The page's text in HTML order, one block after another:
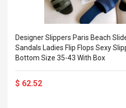
Designer Slippers Paris Beach
Sandals Ladies Flip Flops Sexy
Bottom Size 35-43 With Box
$ 62.52